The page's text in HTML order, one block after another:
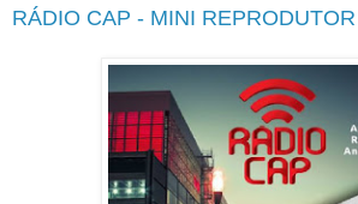
RÁDIO CAP - MINI REPRODUTOR